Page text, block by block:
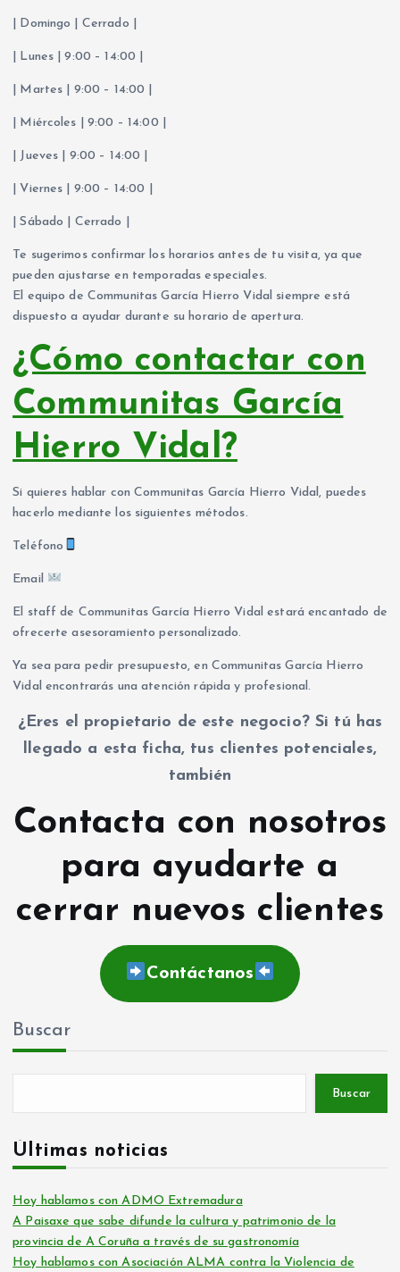
| Domingo | Cerrado |
| Lunes | 9:00 – 14:00 |
| Martes | 9:00 – 14:00 |
| Miércoles | 9:00 – 14:00 |
| Jueves | 9:00 – 14:00 |
| Viernes | 9:00 – 14:00 |
| Sábado | Cerrado |
Te sugerimos confirmar los horarios antes de tu visita, ya que
pueden ajustarse en temporadas especiales.
El equipo de Communitas García Hierro Vidal siempre está
dispuesto a ayudar durante su horario de apertura.
¿Cómo contactar con
Communitas García
Hierro Vidal?
Si quieres hablar con Communitas García Hierro Vidal, puedes
hacerlo mediante los siguientes métodos.
Teléfono
Email
El staff de Communitas García Hierro Vidal estará encantado de
ofrecerte asesoramiento personalizado.
Ya sea para pedir presupuesto, en Communitas García Hierro
Vidal encontrarás una atención rápida y profesional.
¿Eres el propietario de este negocio? Si tú has
llegado a esta ficha, tus clientes potenciales,
también
Contacta con nosotros
para ayudarte a
cerrar nuevos clientes
Contáctanos
Buscar
Buscar
Últimas noticias
Hoy hablamos con ADMO Extremadura
A Paisaxe que sabe difunde la cultura y patrimonio de la
provincia de A Coruña a través de su gastronomía
Hoy hablamos con Asociación ALMA contra la Violencia de